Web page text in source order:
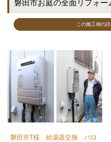
磐田市お庭の全面リフォ
この施工例の
磐田市T様 給湯器交換 パロ